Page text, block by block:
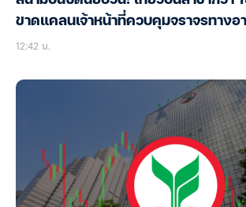
ขาดแคลนเจ้าหน้าที่ควบคุมจราจรทางอ
12:42 น.